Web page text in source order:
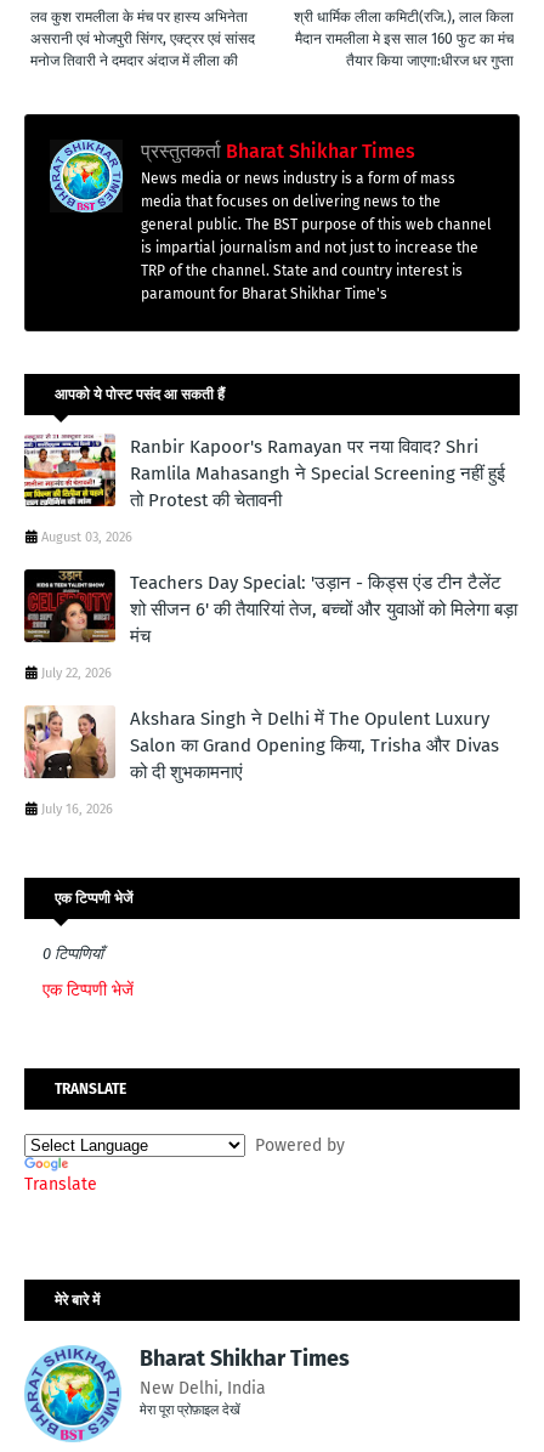
श्री धार्मिक लीला कमिटी(रजि.), लाल किला
मैदान रामलीला मे इस साल 160 फुट का मंच
तैयार किया जाएगा:धीरज धर ​​गुप्ता
लव कुश रामलीला के मंच पर हास्य अभिनेता
असरानी एवं भोजपुरी सिंगर, एक्ट्रर एवं सांसद
मनोज तिवारी ने दमदार अंदाज में लीला की
प्रस्तुतकर्ता Bharat Shikhar Times
News media or news industry is a form of mass
media that focuses on delivering news to the
general public. The BST purpose of this web channel
is impartial journalism and not just to increase the
TRP of the channel. State and country interest is
paramount for Bharat Shikhar Time's
आपको ये पोस्ट पसंद आ सकती हैं
Ranbir Kapoor's Ramayan पर नया विवाद? Shri
Ramlila Mahasangh ने Special Screening नहीं हुई
तो Protest की चेतावनी
August 03, 2026
Teachers Day Special: 'उड़ान - किड्स एंड टीन टैलेंट
शो सीजन 6' की तैयारियां तेज, बच्चों और युवाओं को मिलेगा बड़ा
मंच
July 22, 2026
Akshara Singh ने Delhi में The Opulent Luxury
Salon का Grand Opening किया, Trisha और Divas
को दी शुभकामनाएं
July 16, 2026
एक टिप्पणी भेजें
0 टिप्पणियाँ
एक टिप्पणी भेजें
TRANSLATE
Powered by
Translate
मेरे बारे में
Bharat Shikhar Times
New Delhi, India
मेरा पूरा प्रोफ़ाइल देखें